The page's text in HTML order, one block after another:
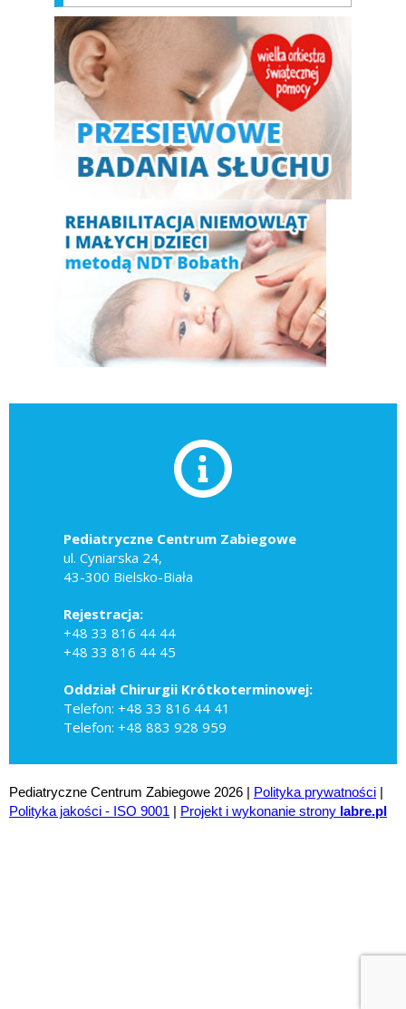
Pediatryczne Centrum Zabiegowe
ul. Cyniarska 24,
43-300 Bielsko-Biała
Rejestracja:
+48 33 816 44 44
+48 33 816 44 45
Oddział Chirurgii Krótkoterminowej:
Telefon: +48 33 816 44 41
Telefon: +48 883 928 959
Pediatryczne Centrum Zabiegowe 2026 | Polityka prywatności |
Polityka jakości - ISO 9001 | Projekt i wykonanie strony labre.pl